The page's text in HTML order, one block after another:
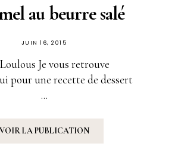
au beurre salé
PUBLIÉ
JUIN 16, 2015
Je vous retrouve
pour une recette de dessert
...
VOIR LA PUBLICATION